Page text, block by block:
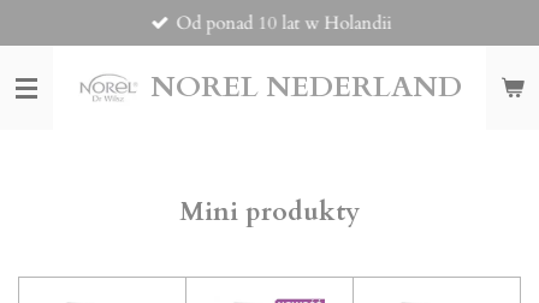
do
głównej
treści
NOREL NEDERLAND
Od ponad 10 lat w Holandii
Mini produkty